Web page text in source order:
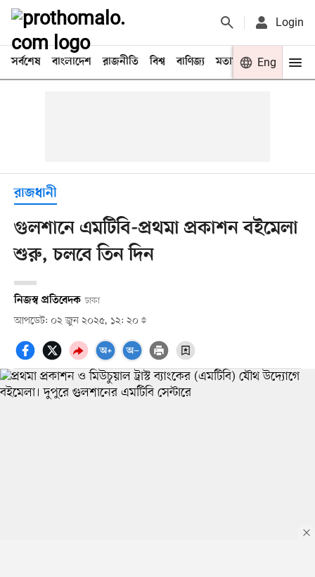
Login
সর্বশেষ বাংলাদেশ রাজনীতি বিশ্ব বাণিজ্য মতামত খেলা
Eng
রাজধানী
গুলশানে এমটিবি-প্রথমা প্রকাশন বইমেলা
শুরু, চলবে তিন দিন
নিজস্ব প্রতিবেদক ঢাকা
আপডেট: ০২ জুন ২০২৫, ১২: ২০